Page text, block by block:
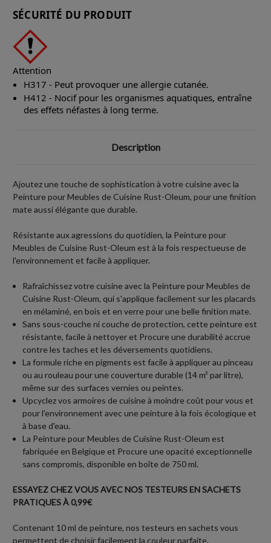
SÉCURITÉ DU PRODUIT
Attention
H317 - Peut provoquer une allergie cutanée.
H412 - Nocif pour les organismes aquatiques, entraîne
des effets néfastes à long terme.
Description
Ajoutez une touche de sophistication à votre cuisine avec la
Peinture pour Meubles de Cuisine Rust-Oleum, pour une finition
mate aussi élégante que durable.
Résistante aux agressions du quotidien, la Peinture pour
Meubles de Cuisine Rust-Oleum est à la fois respectueuse de
l'environnement et facile à appliquer.
Rafraîchissez votre cuisine avec la Peinture pour Meubles de
Cuisine Rust-Oleum, qui s'applique facilement sur les placards
en mélaminé, en bois et en verre pour une belle finition mate.
Sans sous-couche ni couche de protection, cette peinture est
résistante, facile à nettoyer et Procure une durabilité accrue
contre les taches et les déversements quotidiens.
La formule riche en pigments est facile à appliquer au pinceau
ou au rouleau pour une couverture durable (14 m² par litre),
même sur des surfaces vernies ou peintes.
Upcyclez vos armoires de cuisine à moindre coût pour vous et
pour l'environnement avec une peinture à la fois écologique et
à base d'eau.
La Peinture pour Meubles de Cuisine Rust-Oleum est
fabriquée en Belgique et Procure une opacité exceptionnelle
sans compromis, disponible en boîte de 750 ml.
ESSAYEZ CHEZ VOUS AVEC NOS TESTEURS EN SACHETS
PRATIQUES À 0,99€
Contenant 10 ml de peinture, nos testeurs en sachets vous
permettent de choisir facilement la couleur parfaite.